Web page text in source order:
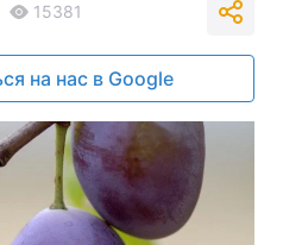
15381
на нас в Google